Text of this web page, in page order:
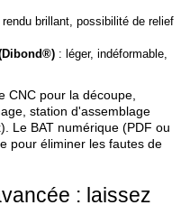
rendu brillant, possibilité de relief
: léger, indéformable,
CNC pour la découpe,
station d'assemblage
Le BAT numérique (PDF ou
pour éliminer les fautes de
: laissez